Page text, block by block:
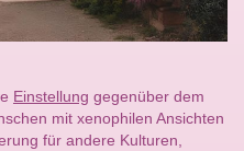
Einstellung gegenüber dem
mit xenophilen Ansichten
für andere Kulturen,